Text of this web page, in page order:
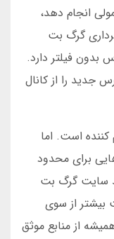
انجام دهد،
گرگ بت
فیلتر دارد.
جدید را از کانال
کننده است. اما
برای محدود
سایت گرگ بت
بیشتر از سوی
از منابع موثق